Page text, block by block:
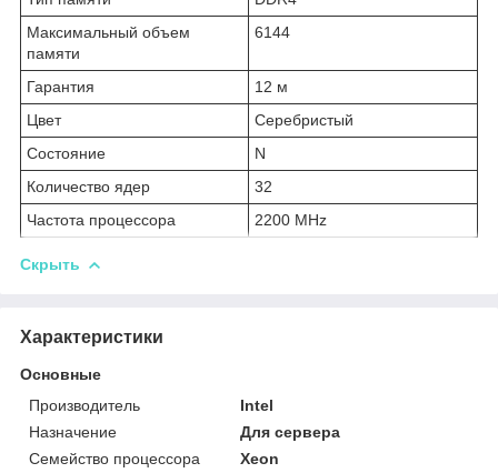
Максимальный объем
памяти
6144
Гарантия
12 м
Цвет
Серебристый
Состояние
N
Количество ядер
32
Частота процессора
2200 MHz
Скрыть
Характеристики
Основные
Производитель
Intel
Назначение
Для сервера
Семейство процессора
Xeon